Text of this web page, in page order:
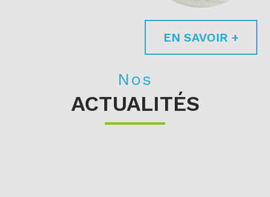
EN SAVOIR +
Nos
ACTUALITÉS